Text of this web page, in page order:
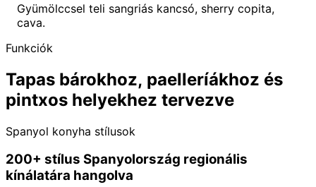
Gyümölccsel teli sangriás kancsó, sherry copita,
cava.
Funkciók
Tapas bárokhoz, paelleríákhoz és
pintxos helyekhez tervezve
Spanyol konyha stílusok
200+ stílus Spanyolország regionális
kínálatára hangolva